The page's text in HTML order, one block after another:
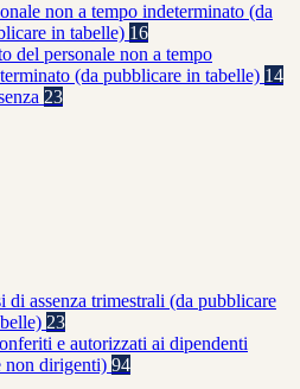
non a tempo indeterminato (da
in tabelle) 16
del personale non a tempo
(da pubblicare in tabelle) 14
23
di assenza trimestrali (da pubblicare
23
e autorizzati ai dipendenti
non dirigenti) 94